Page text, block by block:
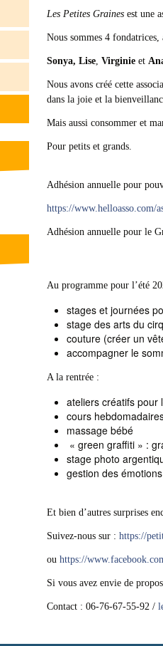
Les Petites Grainesest une
Nous sommes 4 fondatrices,
Sonya, Lise, Virginie et
Nous avons créé cette
dans la joie et la
Mais aussi consommer et
Pour petits et grands.
Adhésion annuelle pour
https://www.helloasso.com/
Adhésion annuelle pour le
Au programme pour l’été
stages et journées
stage des arts du
couture (créer un
accompagner le
A la rentrée :
ateliers créatifs pour
cours
massage bébé
« green graffiti » :
stage photo
gestion des émotions
Et bien d’autres surprises
Suivez-nous sur : https://
ou https://
Si vous avez envie de
Contact : 06-76-67-55-92 /